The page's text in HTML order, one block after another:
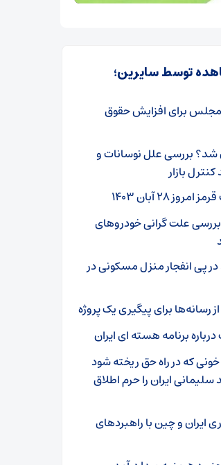
توسط سایرین؛
برای افزایش حقوق
بررسی علل نوسانات و
بازار
۲۸ آبان ۱۴۰۳
بررسی علت گرانی خودروهای
پی انفجار منزل مسکونی در
رسانه‌ها برای پیگیری یک پروژه
برنامه هسته ای ایران
که در راه حق ریخته شود
ایران را حرم اطلاق
ایران و چین با راهبردهای